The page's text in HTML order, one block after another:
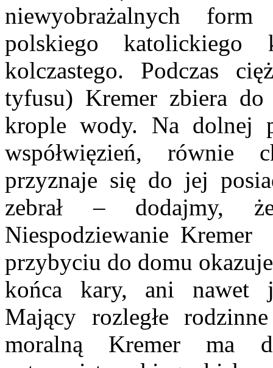
niewyobrażalnych
polskiego
kolczastego. Podczas
tyfusu) Kremer zbiera
krople wody. Na dolnej
współwięzień, równie
przyznaje się do jej
zebrał – dodajmy,
Niespodziewanie
przybyciu do domu
końca kary, ani nawet
Mający rozległe
moralną Kremer ma